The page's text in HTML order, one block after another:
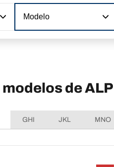
Modelo
de
GHI JKL MNO